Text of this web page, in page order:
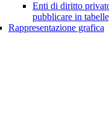
Enti di diritto
pubblicare in
Rappresentazione grafica